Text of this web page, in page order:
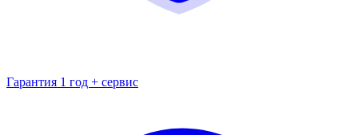
Гарантия 1 год + сервис